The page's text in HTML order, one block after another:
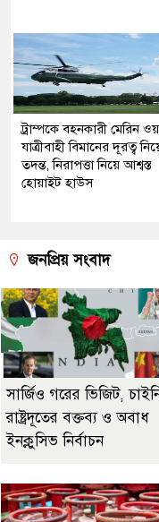
ট্রাম্পকে বহনকারী মেরিন
যাত্রীবাহী বিমানের দূরত্ব
তদন্ত, নিরাপত্তা নিয়ে আশ্বস্ত
হোয়াইট হাউস
জনপ্রিয় সংবাদ
সার্জিও গরের ভিজিট,
রাষ্ট্রদূতের বক্তব্য ও অবাধ
ইনক্লুসিভ নির্বাচন